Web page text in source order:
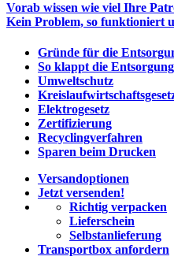
Vorab wissen wie viel Ihre
Kein Problem, so funktioniert
Gründe für die
So klappt die Entsorgung
Umweltschutz
Elektrogesetz
Zertifizierung
Recyclingverfahren
Sparen beim Drucken
Versandoptionen
Jetzt versenden!
Richtig verpacken
Lieferschein
Selbstanlieferung
Transportbox anfordern